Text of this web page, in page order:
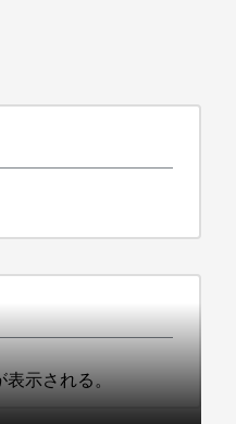
示される。